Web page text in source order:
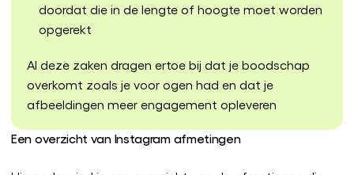
doordat die in de lengte of hoogte moet worden
opgerekt
Al deze zaken dragen ertoe bij dat je boodschap
overkomt zoals je voor ogen had en dat je
afbeeldingen meer engagement opleveren
Een overzicht van Instagram afmetingen